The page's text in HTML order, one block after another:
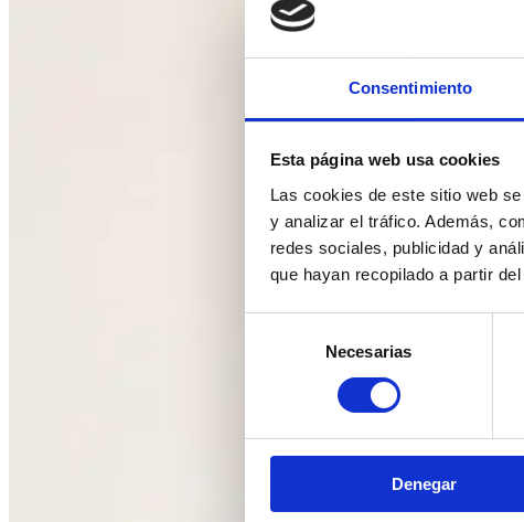
Consentimiento
Esta página web usa cookies
Las cookies de este sitio web
y analizar el tráfico. Además,
redes sociales, publicidad y
que hayan recopilado a partir
consentimiento
Necesarias
Denegar